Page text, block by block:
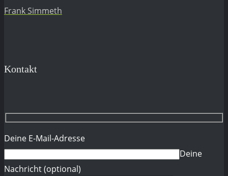
Frank Simmeth
Kontakt
Deine E-Mail-Adresse
Deine
Nachricht (optional)